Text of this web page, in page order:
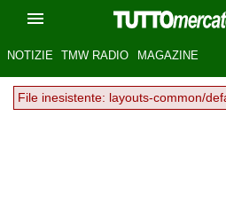
NOTIZIE TMW RADIO MAGAZINE
File inesistente: layouts-common/